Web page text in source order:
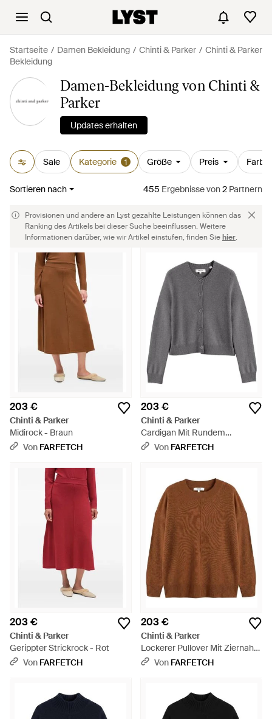
Startseite Damen Bekleidung Chinti & Parker
Chinti & Parker
Bekleidung
Damen-Bekleidung von Chinti &
Parker
Updates erhalten
Sale Kategorie 1 Größe Preis Farbe
Sortieren nach 455 Ergebnissevon2 Partnern
Provisionen und andere an Lyst gezahlte Leistungen können das
Ranking des Artikels bei dieser Suche beeinflussen. Weitere
Informationen darüber, wie wir Artikel einstufen, finden Siehier.
203 €
Chinti & Parker
Midirock - Braun
Von FARFETCH
203 €
Chinti & Parker
Cardigan Mit Rundem
Ausschnitt - Grau
Von FARFETCH
203 €
Chinti & Parker
Gerippter Strickrock - Rot
Von FARFETCH
203 €
Chinti & Parker
Lockerer Pullover Mit Ziernaht -
Braun
Von FARFETCH